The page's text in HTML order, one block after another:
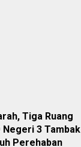
Tiga Ruang
Negeri 3 Tambak
Perehaban